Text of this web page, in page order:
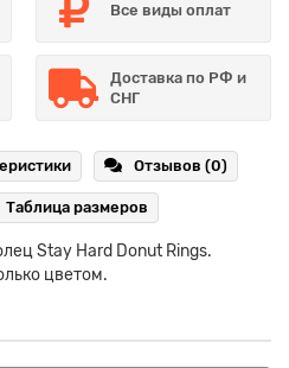
Все виды оплат
Доставка по РФ и
СНГ
Отзывов (0)
Таблица размеров
Stay Hard Donut Rings.
цветом.